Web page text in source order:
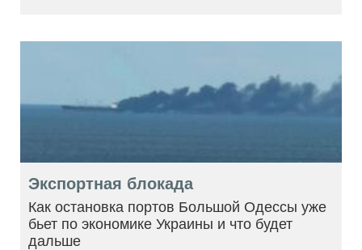
Экспортная блокада
Как остановка портов Большой Одессы уже
бьет по экономике Украины и что будет
дальше